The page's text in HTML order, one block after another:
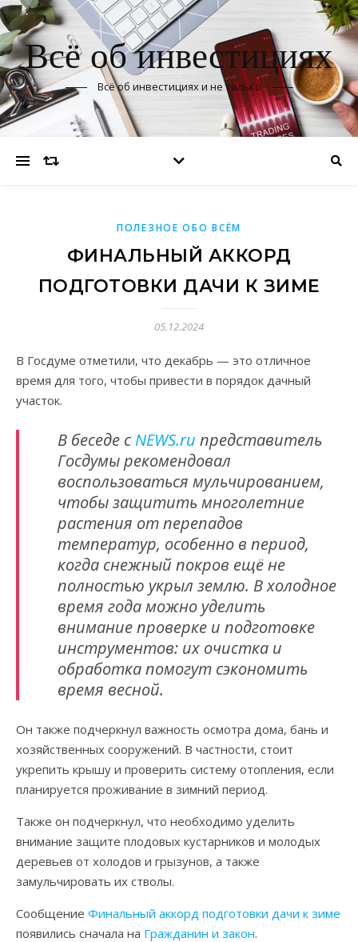
Всё об инвестициях
Всё об инвестициях и не только
ПОЛЕЗНОЕ ОБО ВСЁМ
ФИНАЛЬНЫЙ АККОРД
ПОДГОТОВКИ ДАЧИ К ЗИМЕ
05.12.2024
В Госдуме отметили, что декабрь — это отличное
время для того, чтобы привести в порядок дачный
участок.
В беседе с NEWS.ru представитель
Госдумы рекомендовал
воспользоваться мульчированием,
чтобы защитить многолетние
растения от перепадов
температур, особенно в период,
когда снежный покров ещё не
полностью укрыл землю. В холодное
время года можно уделить
внимание проверке и подготовке
инструментов: их очистка и
обработка помогут сэкономить
время весной.
Он также подчеркнул важность осмотра дома, бань и
хозяйственных сооружений. В частности, стоит
укрепить крышу и проверить систему отопления, если
планируется проживание в зимний период.
Также он подчеркнул, что необходимо уделить
внимание защите плодовых кустарников и молодых
деревьев от холодов и грызунов, а также
замульчировать их стволы.
Сообщение Финальный аккорд подготовки дачи к зиме
появились сначала на Гражданин и закон.